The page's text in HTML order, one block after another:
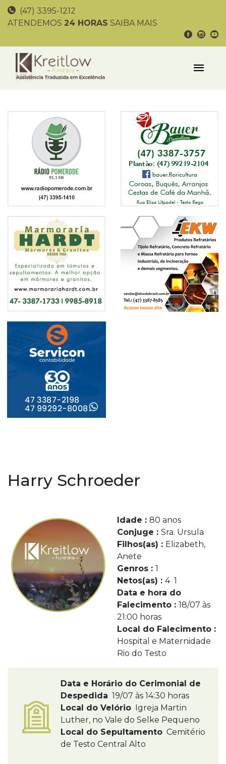
(47) 3395-1212
ATENDEMOS 24 HORAS SAIBA MAIS
Harry Schroeder
Idade : 80 anos
Conjuge : Sra. Ursula
Filhos(as) : Elizabeth,
Anete
Genros : 1
Netos(as) : 4 1
Data e hora do
Falecimento : 18/07 às
21:00 horas
Local do Falecimento :
Hospital e Maternidade
Rio do Testo
Data e Horário do Cerimonial de
Despedida 19/07 às 14:30 horas
Local do Velório Igreja Martin
Luther, no Vale do Selke Pequeno
Local do Sepultamento Cemitério
de Testo Central Alto